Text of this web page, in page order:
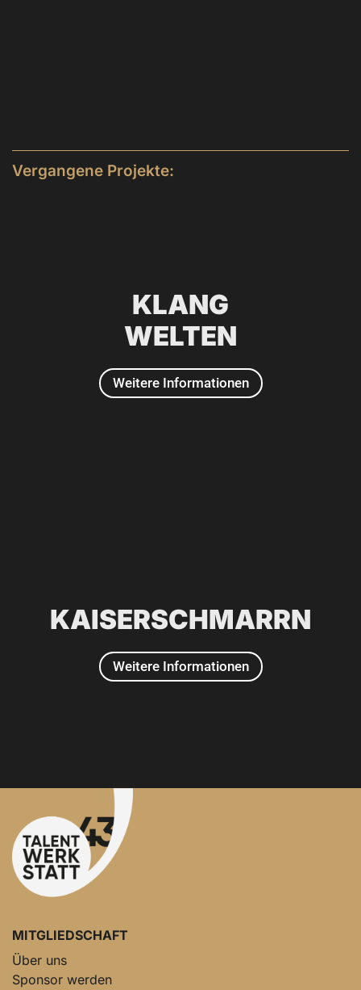
Vergangene Projekte:
KLANG
WELTEN
Weitere Informationen
KAISERSCHMARRN
Weitere Informationen
2024
MITGLIEDSCHAFT
Über uns
Sponsor werden